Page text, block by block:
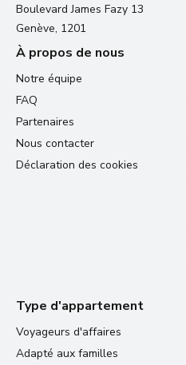
Boulevard James Fazy 13
Genève, 1201
À propos de nous
Notre équipe
FAQ
Partenaires
Nous contacter
Déclaration des cookies
Type d'appartement
Voyageurs d'affaires
Adapté aux familles